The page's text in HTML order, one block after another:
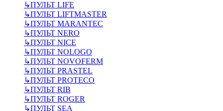
↳ПУЛЬТ LIFE
↳ПУЛЬТ LIFTMASTER
↳ПУЛЬТ MARANTEC
↳ПУЛЬТ NERO
↳ПУЛЬТ NICE
↳ПУЛЬТ NOLOGO
↳ПУЛЬТ NOVOFERM
↳ПУЛЬТ PRASTEL
↳ПУЛЬТ PROTECO
↳ПУЛЬТ RIB
↳ПУЛЬТ ROGER
↳ПУЛЬТ SEA